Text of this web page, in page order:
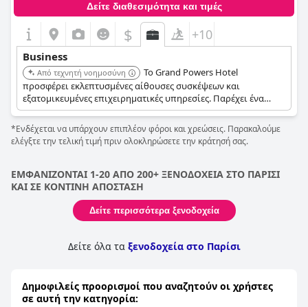
Δείτε διαθεσιμότητα και τιμές
$ +10
Business
Από τεχνητή νοημοσύνη
Το Grand Powers Hotel
προσφέρει εκλεπτυσμένες αίθουσες συσκέψεων και
εξατομικευμένες επιχειρηματικές υπηρεσίες. Παρέχει ένα
εκλεπτυσμένο και επαγγελματικό περιβάλλον για εταιρικές
εκδηλώσεις. Η κεντρική τοποθεσία του ξενοδοχείου και η
προσοχή στη λεπτομέρεια ενισχύουν την ελκυστικότητά του
για τους επαγγελματίες ταξιδιώτες.
*Ενδέχεται να υπάρχουν επιπλέον φόροι και χρεώσεις. Παρακαλούμε
ελέγξτε την τελική τιμή πριν ολοκληρώσετε την κράτησή σας.
ΕΜΦΑΝΙΖΟΝΤΑΙ 1-20 ΑΠΟ 200+ ΞΕΝΟΔΟΧΕΙΑ ΣΤΟ ΠΑΡΙΣΙ
ΚΑΙ ΣΕ ΚΟΝΤΙΝΗ ΑΠΟΣΤΑΣΗ
Δείτε περισσότερα ξενοδοχεία
Δείτε όλα τα ξενοδοχεία στο Παρίσι
Δημοφιλείς προορισμοί που αναζητούν οι χρήστες
σε αυτή την κατηγορία: